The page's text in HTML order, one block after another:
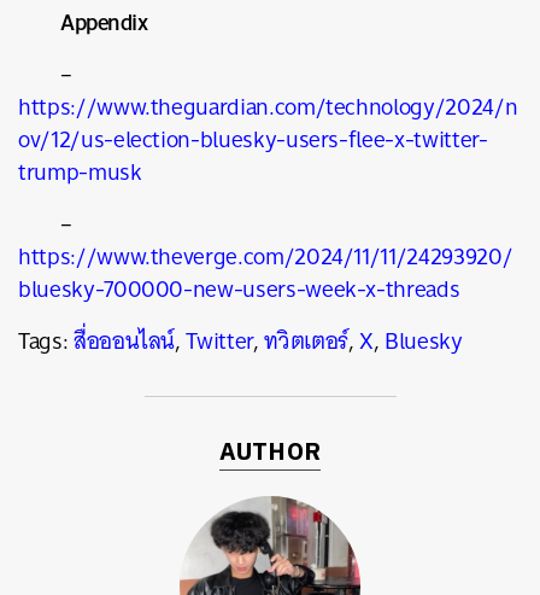
Appendix
–
https://www.theguardian.com/technology/2024/n
ov/12/us-election-bluesky-users-flee-x-twitter-
trump-musk
–
https://www.theverge.com/2024/11/11/24293920/
bluesky-700000-new-users-week-x-threads
Tags:สื่อออนไลน์,Twitter,ทวิตเตอร์,X,Bluesky
AUTHOR